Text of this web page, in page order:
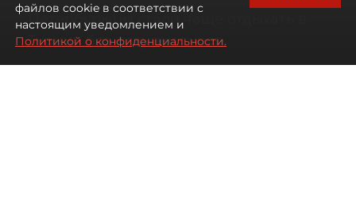
Петербуржцы стали чаще отдыхать в
Турции без покупки туров
файлов cookie в соответствии с
настоящим уведомлением и
Политикой о конфиденциальности.